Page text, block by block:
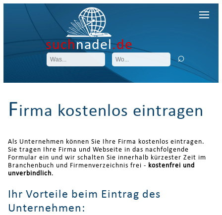
suchnadel.de
Firma kostenlos eintragen
Als Unternehmen können Sie Ihre Firma kostenlos eintragen.
Sie tragen Ihre Firma und Webseite in das nachfolgende
Formular ein und wir schalten Sie innerhalb kürzester Zeit im
Branchenbuch und Firmenverzeichnis frei - kostenfrei und
unverbindlich.
Ihr Vorteile beim Eintrag des
Unternehmen: